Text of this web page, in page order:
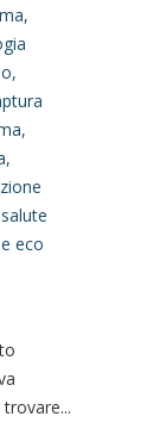
,
,
,
,
salute
eco